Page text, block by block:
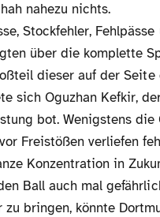
Stockfehler, Fehlpässe
über die komplette
dieser auf der Seite
sich Oguzhan Kefkir,
bot. Wenigstens die
Freistößen verliefen
Konzentration in
Ball auch mal
zu bringen, könnte